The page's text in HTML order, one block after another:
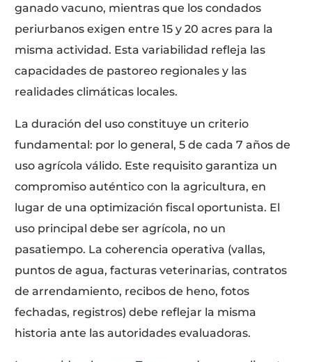
ganado vacuno, mientras que los condados
periurbanos exigen entre 15 y 20 acres para la
misma actividad. Esta variabilidad refleja las
capacidades de pastoreo regionales y las
realidades climáticas locales.
La duración del uso constituye un criterio
fundamental: por lo general, 5 de cada 7 años de
uso agrícola válido. Este requisito garantiza un
compromiso auténtico con la agricultura, en
lugar de una optimización fiscal oportunista. El
uso principal debe ser agrícola, no un
pasatiempo. La coherencia operativa (vallas,
puntos de agua, facturas veterinarias, contratos
de arrendamiento, recibos de heno, fotos
fechadas, registros) debe reflejar la misma
historia ante las autoridades evaluadoras.